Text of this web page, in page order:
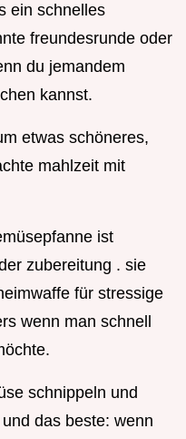
ein schnelles
freundesrunde oder
du jemandem
kannst.
etwas schöneres,
mahlzeit mit
ist
zubereitung . sie
für stressige
wenn man schnell
schnippeln und
das beste: wenn